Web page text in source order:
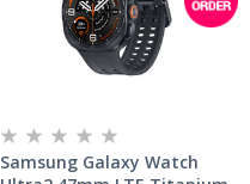
Samsung Galaxy Watch